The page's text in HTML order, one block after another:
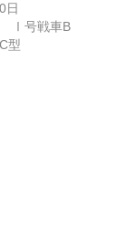
日
Ⅰ号戦車B
型